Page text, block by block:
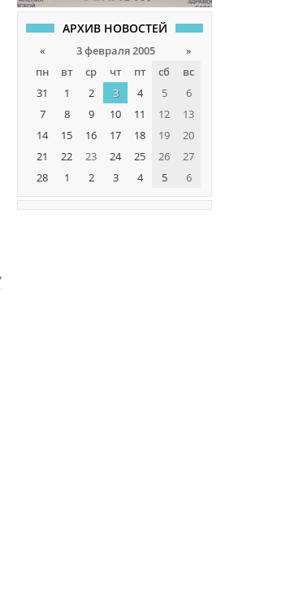
АРХИВ НОВОСТЕЙ
« 3 февраля 2005
»
пн
вт ср чт пт сб
вс
31
1 2 3 4 5
6
7
8 9 10 11 12
13
14
15 16 17 18 19
20
21
22 23 24 25 26
27
28
1 2 3 4 5 6